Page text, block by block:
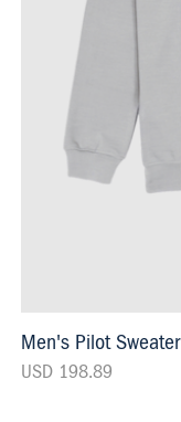
Men's Pilot Sweater
USD 198.89